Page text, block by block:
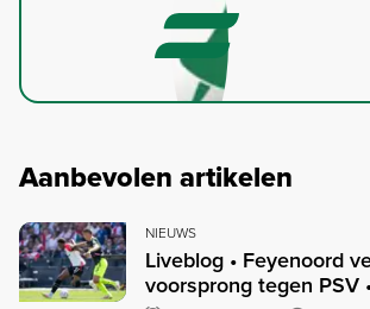
Aanbevolen artikelen
NIEUWS
Liveblog • Feyenoord
voorsprong tegen PSV